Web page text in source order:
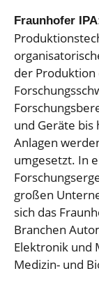
Fraunhofer
der Produktion
und Geräte bis
Anlagen
umgesetzt. In
großen
sich das
Branchen
Elektronik und
Medizin- und